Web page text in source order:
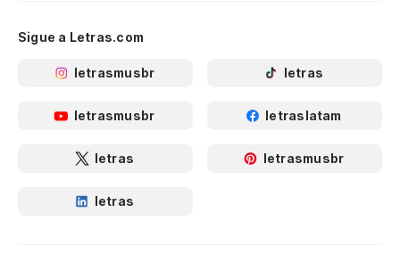
Sigue a Letras.com
letrasmusbr letras
letrasmusbr letraslatam
letras letrasmusbr
letras